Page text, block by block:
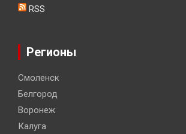
RSS
Регионы
Смоленск
Белгород
Воронеж
Калуга